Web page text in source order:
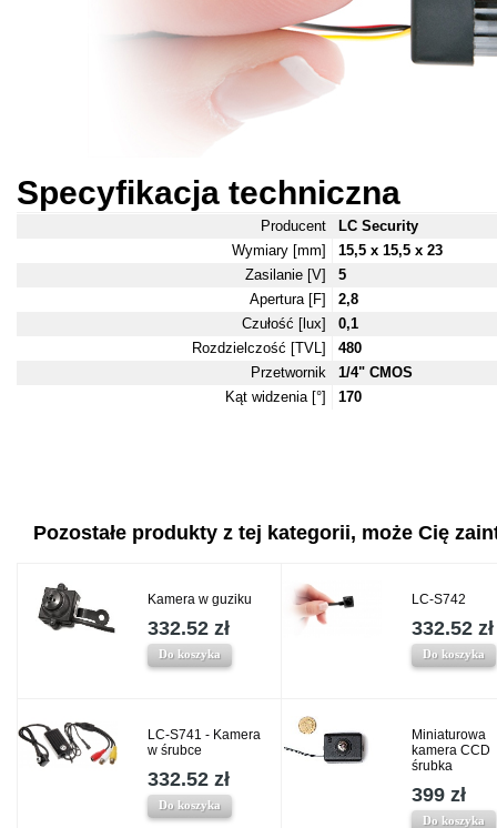
Specyfikacja techniczna
Producent
LC Security
Wymiary [mm]
15,5 x 15,5 x 23
Zasilanie [V]
5
Apertura [F]
2,8
Czułość [lux]
0,1
Rozdzielczość [TVL]
480
Przetwornik
1/4" CMOS
Kąt widzenia [°]
170
Pozostałe produkty z tej kategorii, może Cię
Kamera w guziku
332.52 zł
Do koszyka
LC-S742
332.52 zł
Do koszyka
LC-S741 - Kamera
w śrubce
332.52 zł
Do koszyka
Miniaturowa
kamera CCD
śrubka
399 zł
Do koszyka